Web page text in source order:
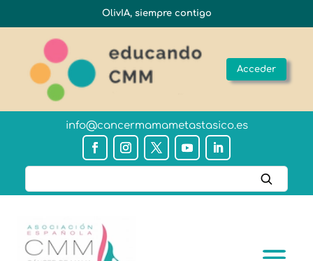
OlivIA, siempre contigo
Acceder
info@cancermamametastasico.es